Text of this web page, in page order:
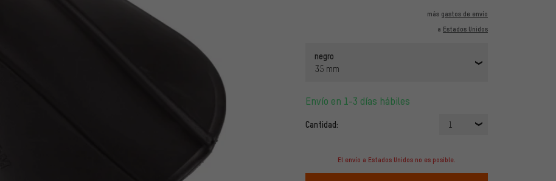
más gastos de envío
a Estados Unidos
negro
35 mm
Envío en 1-3 días hábiles
Cantidad: 1
El envío a Estados Unidos no es posible.